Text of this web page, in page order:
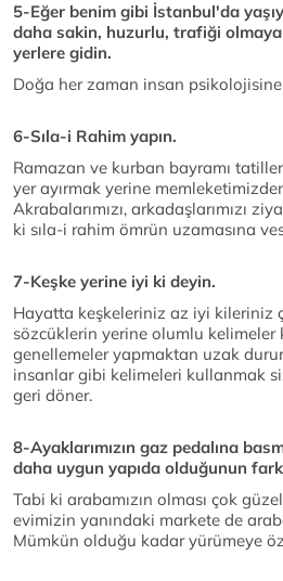
5-Eğer benim gibi İstanbul'da
daha sakin, huzurlu, trafiği
yerlere gidin.
Doğa her zaman insan
6-Sıla-i Rahim yapın.
Ramazan ve kurban bayramı
yer ayırmak yerine
Akrabalarımızı, arkadaşlarımızı
ki sıla-i rahim ömrün uzamasına
7-Keşke yerine iyi ki deyin.
Hayatta keşkeleriniz az iyi kileriniz
sözcüklerin yerine olumlu kelimeler
genellemeler yapmaktan uzak
insanlar gibi kelimeleri kullanmak
geri döner.
8-Ayaklarımızın gaz pedalına
daha uygun yapıda olduğunun
Tabi ki arabamızın olması çok
evimizin yanındaki markete de
Mümkün olduğu kadar yürümeye